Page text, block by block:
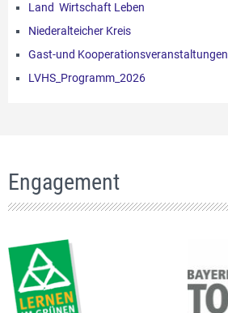
Land Wirtschaft Leben
Niederalteicher Kreis
Gast-und Kooperationsveranstaltungen
LVHS_Programm_2026
Engagement